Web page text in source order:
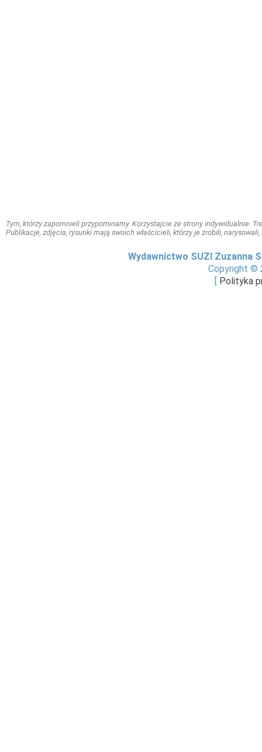
Tym, którzy zapomnieli przypominamy. Korzystajcie ze strony indywidualnie.
Publikacje, zdjęcia, rysunki mają swoich właścicieli, którzy je zrobili,
Wydawnictwo SUZI Zuzanna
Copyright ©
Polityka